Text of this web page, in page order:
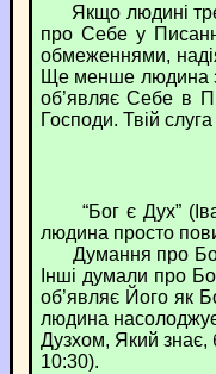
Якщо людині
про Себе у
обмеженнями,
Ще менше людина з
об’являє Себе в
Господи. Твій слуга
“Бог є Дух”
людина просто
Думання про
Інші думали про
об’являє Його як
людина
Дузхом, Який знає,
10:30).